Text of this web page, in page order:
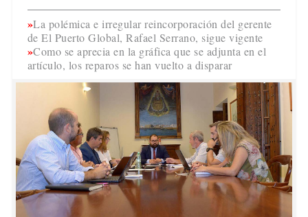
La polémica e irregular reincorporación del gerente
de El Puerto Global, Rafael Serrano, sigue vigente
Como se aprecia en la gráfica que se adjunta en el
artículo, los reparos se han vuelto a disparar